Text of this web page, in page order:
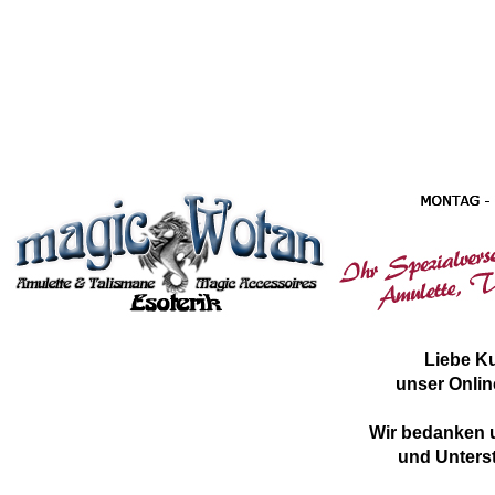
Liebe
unser
Wir bedanken
und